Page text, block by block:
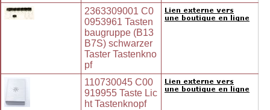
2363309001 C0
0953961 Tasten
baugruppe (B13
B7S) schwarzer
Taster Tastenkno
pf
110730045 C00
919955 Taste Lic
ht Tastenknopf